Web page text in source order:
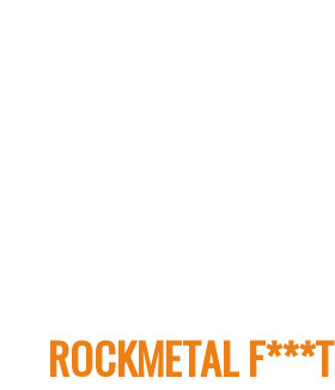
ROCKMETAL F***T